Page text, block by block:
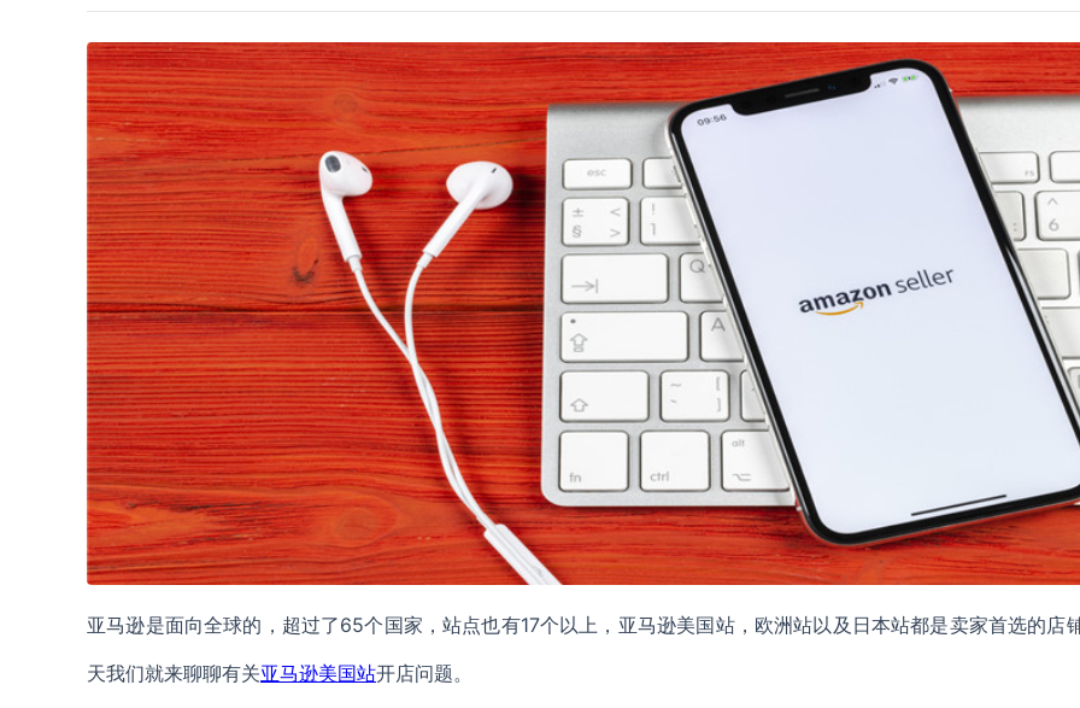
亚马逊是面向全球的，超过了65个国家，站点也有17个以上，亚马逊美国站，欧洲站以及日本站都是卖家首选的店
天我们就来聊聊有关亚马逊美国站开店问题。